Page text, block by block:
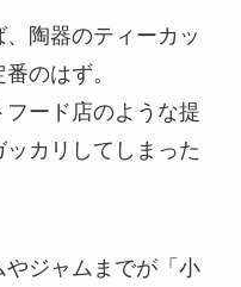
陶器のティーカッ
のはず。
ード店のような提
カリしてしまった
ジャムまでが「小